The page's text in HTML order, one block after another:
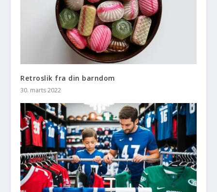
Retroslik fra din barndom
30. marts 2022